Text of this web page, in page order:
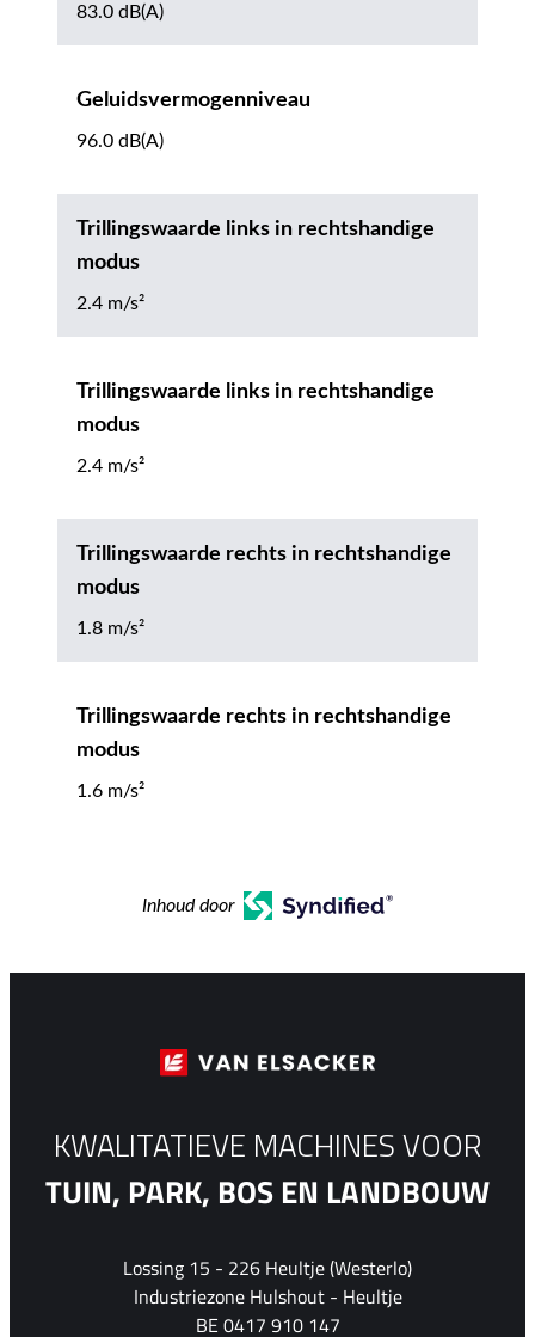
83.0 dB(A)
Geluidsvermogenniveau
96.0 dB(A)
Trillingswaarde links in rechtshandige
modus
2.4 m/s²
Trillingswaarde links in rechtshandige
modus
2.4 m/s²
Trillingswaarde rechts in rechtshandige
modus
1.8 m/s²
Trillingswaarde rechts in rechtshandige
modus
1.6 m/s²
Inhoud door
KWALITATIEVE MACHINES VOOR
TUIN, PARK, BOS EN LANDBOUW
Lossing 15 - 226 Heultje (Westerlo)
Industriezone Hulshout - Heultje
BE 0417 910 147